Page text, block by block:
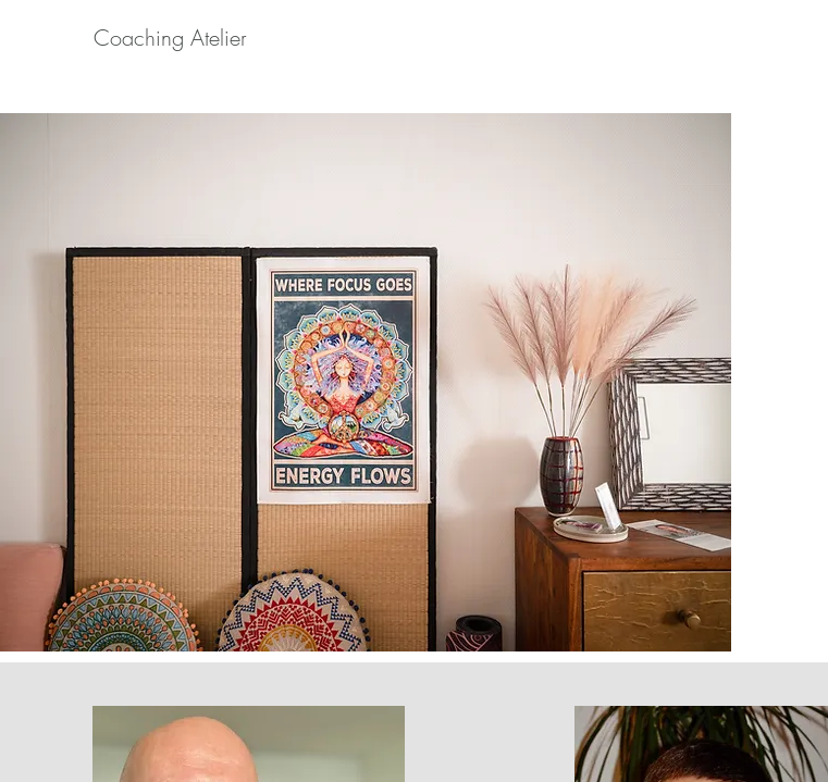
Coaching Atelier